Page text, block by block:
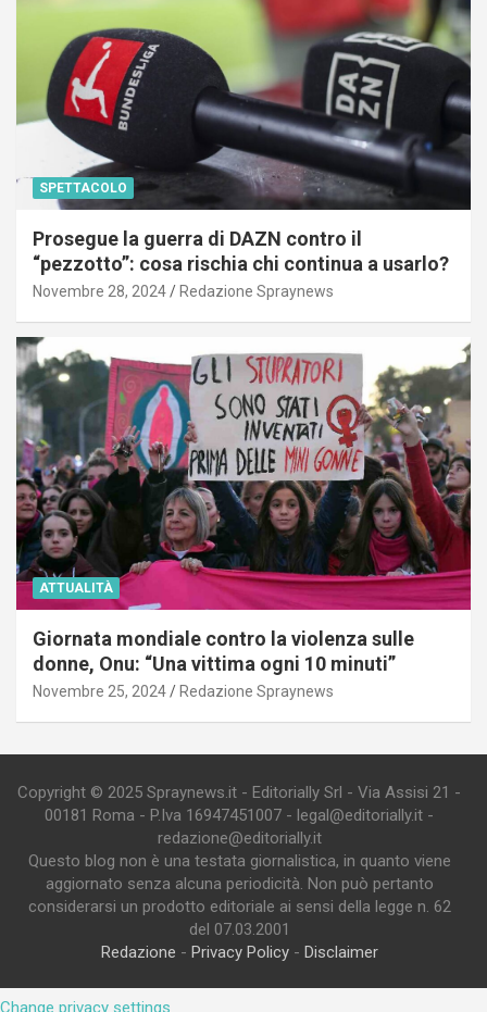
SPETTACOLO
Prosegue la guerra di DAZN contro il
“pezzotto”: cosa rischia chi continua a usarlo?
Novembre 28, 2024 Redazione Spraynews
ATTUALITÀ
Giornata mondiale contro la violenza sulle
donne, Onu: “Una vittima ogni 10 minuti”
Novembre 25, 2024 Redazione Spraynews
Copyright © 2025 Spraynews.it - Editorially Srl - Via Assisi 21 -
00181 Roma - P.Iva 16947451007 - legal@editorially.it -
redazione@editorially.it
Questo blog non è una testata giornalistica, in quanto viene
aggiornato senza alcuna periodicità. Non può pertanto
considerarsi un prodotto editoriale ai sensi della legge n. 62
del 07.03.2001
Redazione - Privacy Policy- Disclaimer
Change privacy settings